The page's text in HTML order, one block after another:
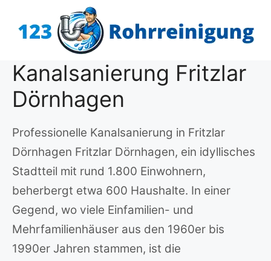
Inhalt
Kanalsanierung Fritzlar
Dörnhagen
Professionelle Kanalsanierung in Fritzlar
Dörnhagen Fritzlar Dörnhagen, ein idyllisches
Stadtteil mit rund 1.800 Einwohnern,
beherbergt etwa 600 Haushalte. In einer
Gegend, wo viele Einfamilien- und
Mehrfamilienhäuser aus den 1960er bis
1990er Jahren stammen, ist die